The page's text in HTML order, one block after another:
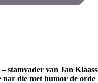
stamvader van Jan
nar die met humor de orde